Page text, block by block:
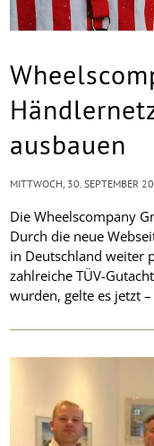
ausbauen
Die Wheelscompany
Durch die neue
in Deutschland weiter
zahlreiche TÜV-
wurden, gelte es jetzt
MITTWOCH, 30. SEPTEMBER